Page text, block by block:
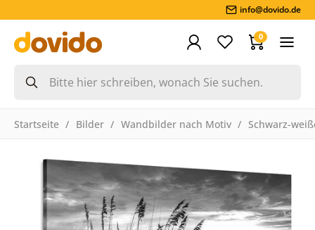
info@dovido.de
0
Startseite Bilder Wandbilder nach Motiv Schwarz-